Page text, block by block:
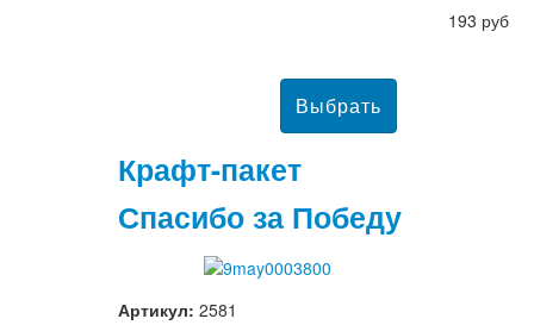
193 руб
Крафт-пакет
Спасибо за Победу
Артикул: 2581